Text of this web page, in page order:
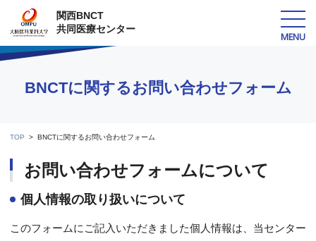
関西BNCT
共同医療センター
MENU
BNCTに関するお問い合わせフォーム
TOP BNCTに関するお問い合わせフォーム
お問い合わせフォームについて
個人情報の取り扱いについて
このフォームにご記入いただきました個人情報は、当センター